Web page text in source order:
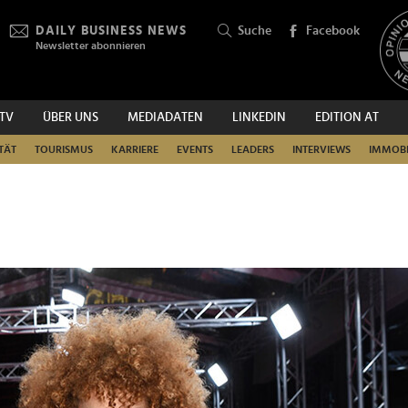
DAILY BUSINESS NEWS
Newsletter abonnieren
Suche Facebook
ÜBER UNS MEDIADATEN LINKEDIN EDITION AT
TOURISMUS KARRIERE EVENTS LEADERS INTERVIEWS
SUCHEN